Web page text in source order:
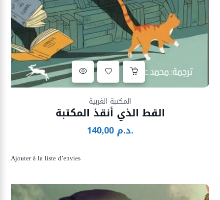
المكتبة الغربية
القط الذي أنقذ المكتبة
140,00 د.م.
Ajouter à la liste d’envies